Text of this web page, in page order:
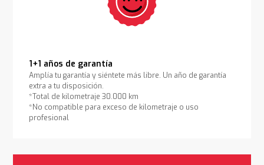
1+1 años de garantía
Amplía tu garantía y siéntete más libre. Un año de garantía
extra a tu disposición.
*Total de kilometraje 30.000 km
*No compatible para exceso de kilometraje o uso
profesional